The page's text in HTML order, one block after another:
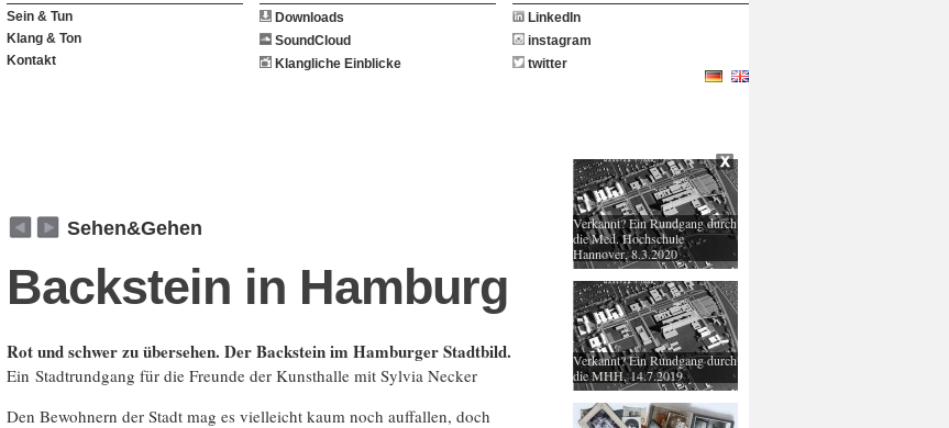
Sein & Tun
Klang & Ton
Kontakt
Downloads
SoundCloud
Klangliche Einblicke
LinkedIn
instagram
twitter
weiterzurück
Sehen&Gehen
Verkannt? Ein Rundgang durch
die Med. Hochschule
Hannover, 8.3.2020
Verkannt? Ein Rundgang durch
die MHH, 14.7.2019
Backstein in Hamburg
Rot und schwer zu übersehen. Der Backstein im Hamburger Stadtbild.
Ein Stadtrundgang für die Freunde der Kunsthalle mit Sylvia Necker
Den Bewohnern der Stadt mag es vielleicht kaum noch auffallen, doch